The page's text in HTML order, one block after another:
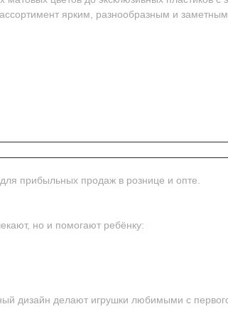
ярким, разнообразным и заметным
прибыльных продаж в рознице и опте.
но и помогают ребёнку:
дизайн делают игрушки любимыми с первого